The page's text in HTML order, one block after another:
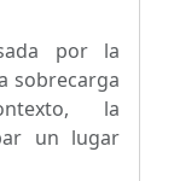
por la
sobrecarga
la
un lugar